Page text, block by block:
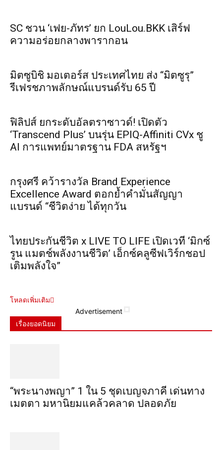
SC ชวน ‘เฟย-ภัทร’ ยก LouLou.BKK เสิร์ฟ
ความอร่อยกลางพารากอน
มิตซูบิชิ มอเตอร์ส ประเทศไทย ส่ง “มิตซูรุ”
รีเฟรชภาพลักษณ์แบรนด์รับ 65 ปี
ฟิลิปส์ ยกระดับอัลตราซาวด์! เปิดตัว
‘Transcend Plus’ บนรุ่น EPIQ-Affiniti CVx ชู
AI การแพทย์มาตรฐาน FDA สหรัฐฯ
กรุงศรี คว้ารางวัล Brand Experience
Excellence Award ตอกย้ำคำมั่นสัญญา
แบรนด์ “ชีวิตง่าย ได้ทุกวัน
ไทยประกันชีวิต x LIVE TO LIFE เปิดเวที ‘มิกซ์
รูน แมตช์พลังงานชีวิต’ เอ็กซ์คลูซีฟเวิร์กชอป
เติมพลังใจ”
โหลดเพิ่มเติม
Advertisement
เรื่องยอดนิยม
“พระ​นาง​พญา” 1 ใน 5​ ชุดเบญจ​ภาคี​ เด่นทาง
เมตตา​ มหา​นิยม​แคล้วคลาด​ ปลอดภัย​